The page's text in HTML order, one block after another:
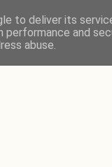
to deliver its
performance and
abuse.